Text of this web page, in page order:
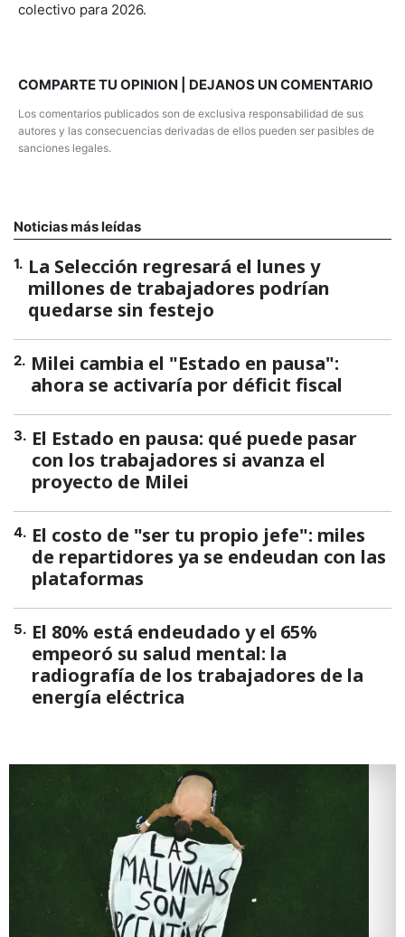
colectivo para 2026.
COMPARTE TU OPINION | DEJANOS UN COMENTARIO
Los comentarios publicados son de exclusiva responsabilidad de sus
autores y las consecuencias derivadas de ellos pueden ser pasibles de
sanciones legales.
Noticias más leídas
1. La Selección regresará el lunes y
millones de trabajadores podrían
quedarse sin festejo
2. Milei cambia el "Estado en pausa":
ahora se activaría por déficit fiscal
3. El Estado en pausa: qué puede pasar
con los trabajadores si avanza el
proyecto de Milei
4. El costo de "ser tu propio jefe": miles
de repartidores ya se endeudan con las
plataformas
5. El 80% está endeudado y el 65%
empeoró su salud mental: la
radiografía de los trabajadores de la
energía eléctrica